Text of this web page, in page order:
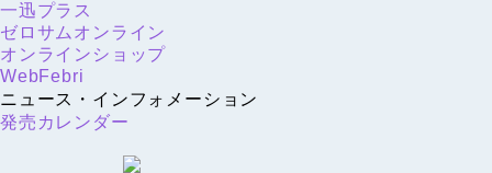
一迅プラス
ゼロサムオンライン
オンラインショップ
WebFebri
ニュース・インフォメーション
発売カレンダー